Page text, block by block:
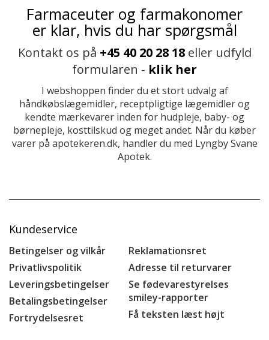
Farmaceuter og farmakonomer
er klar, hvis du har spørgsmål
Kontakt os på +45 40 20 28 18eller udfyld
formularen - klik her
I webshoppen finder du et stort udvalg af
håndkøbslægemidler, receptpligtige lægemidler og
kendte mærkevarer inden for hudpleje, baby- og
børnepleje, kosttilskud og meget andet. Når du køber
varer på apotekeren.dk, handler du med Lyngby Svane
Apotek.
Kundeservice
Betingelser og vilkår
Privatlivspolitik
Leveringsbetingelser
Betalingsbetingelser
Fortrydelsesret
Reklamationsret
Adresse til returvarer
Se fødevarestyrelses
smiley-rapporter
Få teksten læst højt